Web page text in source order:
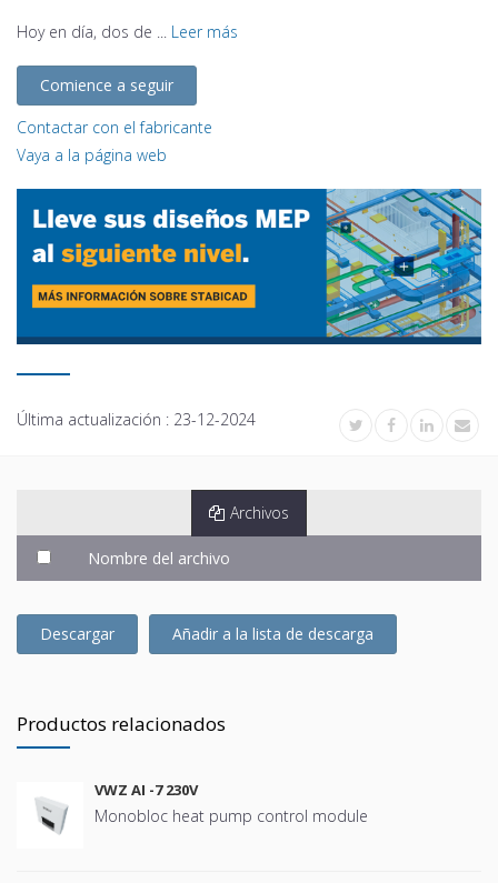
Hoy en día, dos de ... Leer más
Comience a seguir
Contactar con el fabricante
Vaya a la página web
Última actualización : 23-12-2024
Archivos
Nombre del archivo
Descargar Añadir a la lista de descarga
Productos relacionados
VWZ AI -7 230V
Monobloc heat pump control module